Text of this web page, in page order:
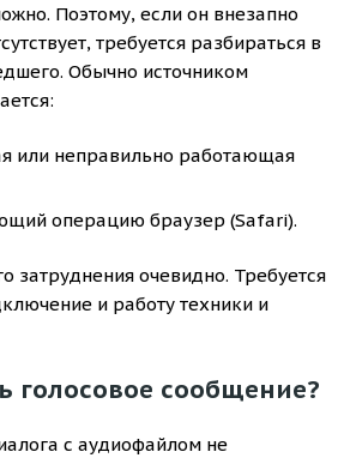
Поэтому, если он внезапно
требуется разбираться в
Обычно источником
или неправильно работающая
операцию браузер (Safari).
затруднения очевидно. Требуется
и работу техники и
голосовое сообщение?
с аудиофайлом не